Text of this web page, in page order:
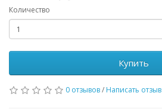
Количество
Купить
0 отзывов/ Написать отзыв